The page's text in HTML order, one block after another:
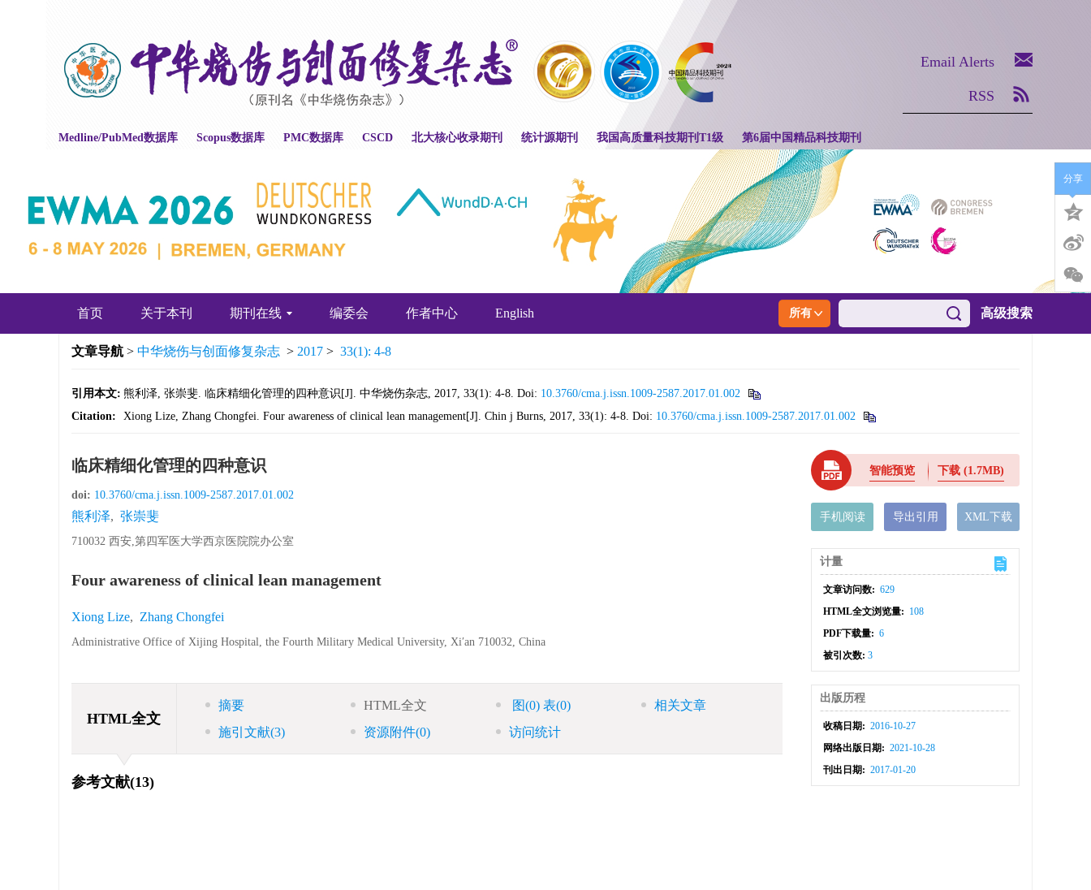
Medline/PubMed数据库 Scopus数据库 PMC数据库 CSCD 北大核心收录期刊 统计源期刊 我国高质量科技期刊T1级 第6届中国精品科技期刊
Email Alerts
RSS
首页 关于本刊 期刊在线 编委会 作者中心 English 高级搜索
文章导航 > 中华烧伤与创面修复杂志 > 2017 > 33(1): 4-8
引用本文: 熊利泽, 张崇斐. 临床精细化管理的四种意识[J]. 中华烧伤杂志, 2017, 33(1): 4-8. Doi: 10.3760/cma.j.issn.1009-2587.2017.01.002
Citation:
Xiong Lize, Zhang Chongfei. Four awareness of clinical lean management[J]. Chin j Burns, 2017, 33(1): 4-8. Doi: 10.3760/cma.j.issn.1009-2587.2017.01.002
临床精细化管理的四种意识
doi: 10.3760/cma.j.issn.1009-2587.2017.01.002
熊利泽, 张崇斐
710032 西安,第四军医大学西京医院院办公室
Four awareness of clinical lean management
Xiong Lize, Zhang Chongfei
Administrative Office of Xijing Hospital, the Fourth Military Medical University, Xi′an 710032, China
HTML全文
摘要 HTML全文 图(0) 表(0)
相关文章
施引文献(3) 资源附件(0) 访问统计
参考文献(13)
智能预览 下载(1.7MB)
手机阅读 导出引用 XML下载
计量
文章访问数: 629
HTML全文浏览量: 108
PDF下载量: 6
被引次数:3
出版历程
收稿日期: 2016-10-27
网络出版日期: 2021-10-28
刊出日期: 2017-01-20
分享